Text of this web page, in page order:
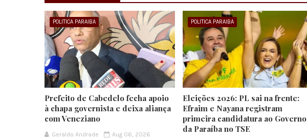
POLITICA PARAIBA
Prefeito de Cabedelo fecha apoio
à chapa governista e deixa aliança
com Veneziano
Geraldo Andrade Aug 06, 2026
POLITICA PARAIBA
Eleições 2026: PL sai na frente:
Efraim e Nayana registram
primeira candidatura ao Governo
da Paraíba no TSE